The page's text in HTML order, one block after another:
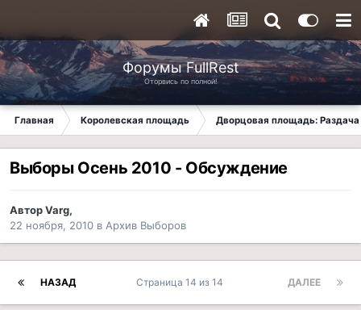
Форумы FullRest
Оторвись по полной!
Главная Королевская площадь Дворцовая площадь: Раздача
Выборы Осень 2010 - Обсуждение
АвторVarg,
22 ноября, 2010 в Архив Выборов
НАЗАД ДАЛЕЕ
Страница 14 из 14